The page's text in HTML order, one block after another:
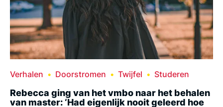
Verhalen Doorstromen Twijfel Studeren
Rebecca ging van het vmbo naar het behalen
van master: ‘Had eigenlijk nooit geleerd hoe